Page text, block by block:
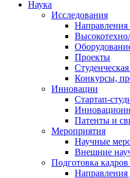
Наука
Исследования
Направления
Проекты
Конкурсы,
Инновации
Стартап-
Патенты и
Мероприятия
Научные
Внешние
Подготовка
Направления